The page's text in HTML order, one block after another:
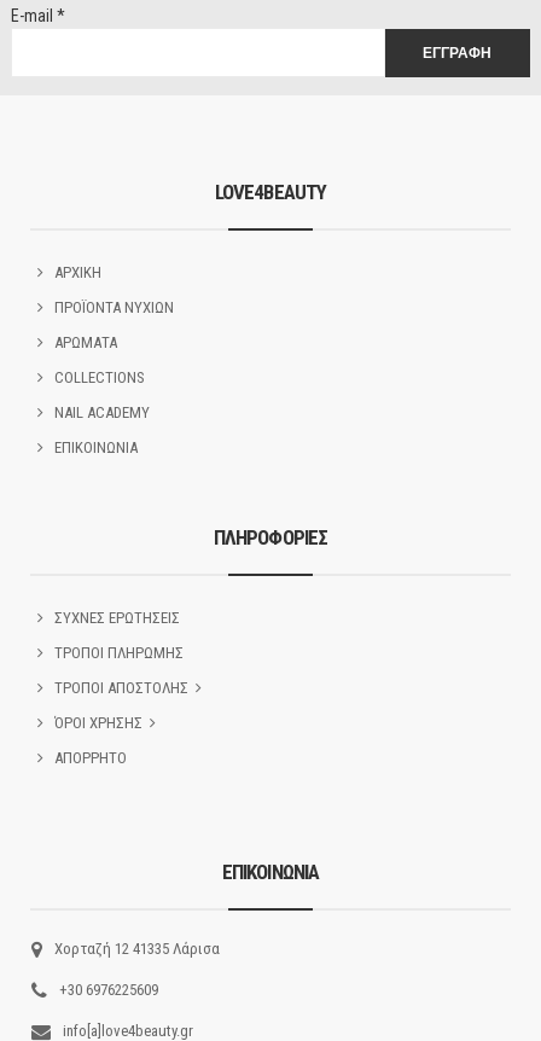
E-mail *
LOVE4BEAUTY
ΑΡΧΙΚΗ
ΠΡΟΪΟΝΤΑ ΝΥΧΙΩΝ
ΑΡΩΜΑΤΑ
COLLECTIONS
NAIL ACADEMY
ΕΠΙΚΟΙΝΩΝΙΑ
ΠΛΗΡΟΦΟΡΙΕΣ
ΣΥΧΝΕΣ ΕΡΩΤΗΣΕΙΣ
ΤΡΟΠΟΙ ΠΛΗΡΩΜΗΣ
ΤΡΟΠΟΙ ΑΠΟΣΤΟΛΗΣ
ΌΡΟΙ ΧΡΗΣΗΣ
ΑΠΟΡΡΗΤΟ
ΕΠΙΚΟΙΝΩΝΙΑ
Χορταζή 12 41335 Λάρισα
+30 6976225609
info[a]love4beauty.gr